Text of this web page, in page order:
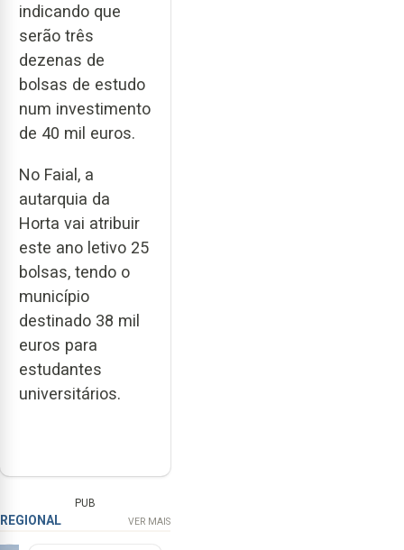
indicando que
serão três
dezenas de
bolsas de estudo
num investimento
de 40 mil euros.
No Faial, a
autarquia da
Horta vai atribuir
este ano letivo 25
bolsas, tendo o
município
destinado 38 mil
euros para
estudantes
universitários.
PUB
REGIONAL VER MAIS